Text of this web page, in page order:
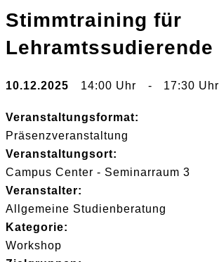
Stimmtraining für
Lehramtssudierende
10.12.2025 14:00 Uhr - 17:30 Uhr
Veranstaltungsformat:
Präsenzveranstaltung
Veranstaltungsort:
Campus Center - Seminarraum 3
Veranstalter:
Allgemeine Studienberatung
Kategorie:
Workshop